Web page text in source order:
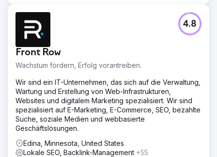
Front Row
Wachstum fördern, Erfolg vorantreiben.
4.8
Wir sind ein IT-Unternehmen, das sich auf die Verwaltung,
Wartung und Erstellung von Web-Infrastrukturen,
Websites und digitalem Marketing spezialisiert. Wir sind
spezialisiert auf E-Marketing, E-Commerce, SEO, bezahlte
Suche, soziale Medien und webbasierte
Geschäftslösungen.
Edina, Minnesota, United States
Lokale SEO, Backlink-Management +55